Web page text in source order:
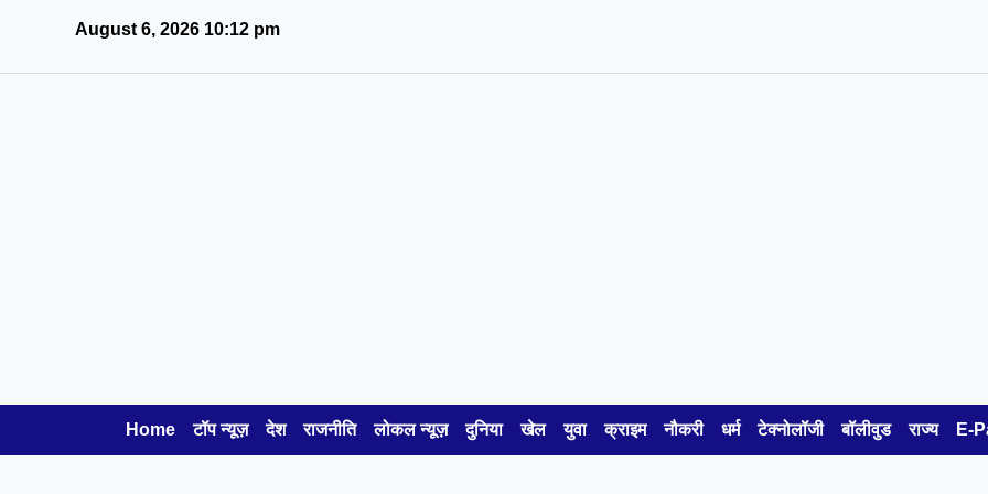
August 6, 2026 10:12 pm
Home टॉप न्यूज़ देश राजनीति लोकल न्यूज़ दुनिया खेल युवा क्राइम नौकरी धर्म टेक्नोलॉजी बॉलीवुड राज्य E-